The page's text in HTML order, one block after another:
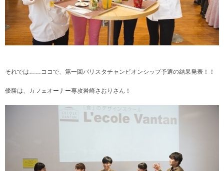
それでは……ココで、第一回バリスタチャンピオンシップ予選の結果発表！！
優勝は、カフェオーナー専攻岩崎さおりさん！